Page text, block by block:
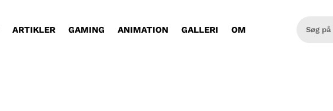
ARTIKLER GAMING ANIMATION GALLERI OM